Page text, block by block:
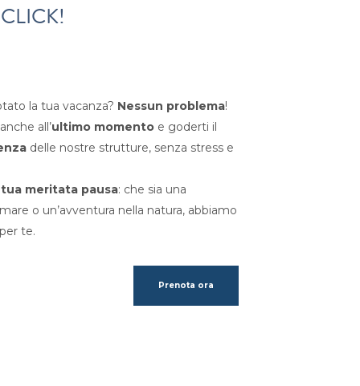
la tua vacanza? Nessun problema!
all’ultimo momentoe goderti il
delle nostre strutture, senza stress e
meritata pausa: che sia una
o un’avventura nella natura, abbiamo
te.
Prenota ora